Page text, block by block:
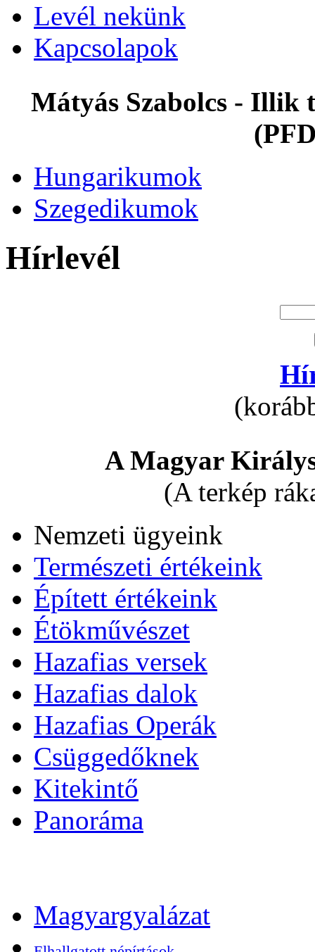
Levél nekünk
Kapcsolapok
Mátyás Szabolcs - Illik
Hungarikumok
Szegedikumok
Hírlevél
A Magyar
(A terkép
Nemzeti ügyeink
Természeti értékeink
Épített értékeink
Étökművészet
Hazafias versek
Hazafias dalok
Hazafias Operák
Csüggedőknek
Kitekintő
Panoráma
Magyargyalázat